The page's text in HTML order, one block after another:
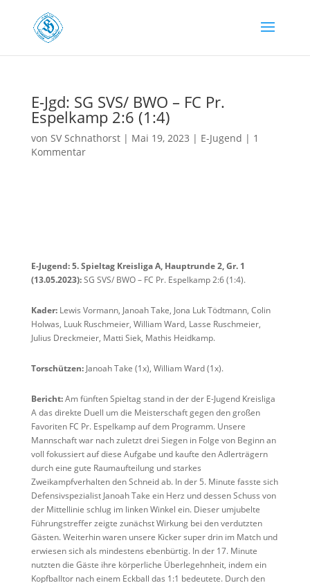
E-Jgd: SG SVS/ BWO – FC Pr.
Espelkamp 2:6 (1:4)
von SV Schnathorst| Mai 19, 2023 | E-Jugend | 1
Kommentar
E-Jugend: 5. Spieltag Kreisliga A, Hauptrunde 2, Gr. 1
(13.05.2023):SG SVS/ BWO – FC Pr. Espelkamp 2:6 (1:4).
Kader:Lewis Vormann, Janoah Take, Jona Luk Tödtmann, Colin
Holwas, Luuk Ruschmeier, William Ward, Lasse Ruschmeier,
Julius Dreckmeier, Matti Siek, Mathis Heidkamp.
Torschützen:Janoah Take (1x), William Ward (1x).
Bericht:Am fünften Spieltag stand in der der E-Jugend Kreisliga
A das direkte Duell um die Meisterschaft gegen den großen
Favoriten FC Pr. Espelkamp auf dem Programm. Unsere
Mannschaft war nach zuletzt drei Siegen in Folge von Beginn an
voll fokussiert auf diese Aufgabe und kaufte den Adlerträgern
durch eine gute Raumaufteilung und starkes
Zweikampfverhalten den Schneid ab. In der 5. Minute fasste sich
Defensivspezialist Janoah Take ein Herz und dessen Schuss von
der Mittellinie schlug im linken Winkel ein. Dieser umjubelte
Führungstreffer zeigte zunächst Wirkung bei den verdutzten
Gästen. Weiterhin waren unsere Kicker super drin im Match und
erwiesen sich als mindestens ebenbürtig. In der 17. Minute
nutzten die Gäste ihre körperliche Überlegehnheit, indem ein
Kopfballtor nach einem Eckball das 1:1 bedeutete. Durch den